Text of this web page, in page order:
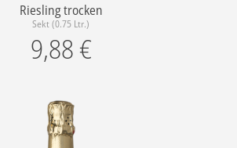
Riesling trocken
Sekt (0.75 Ltr.)
9,88 €